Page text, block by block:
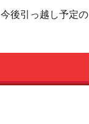
後引っ越し予定の